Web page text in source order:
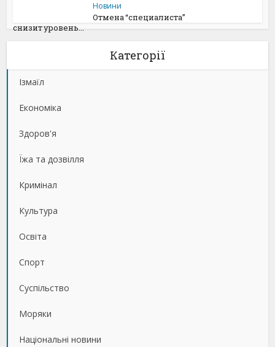
Новини
Отмена “специалиста”
снизит уровень...
Категорії
Ізмаїл
Економіка
Здоров'я
Їжа та дозвілля
Кримінал
Культура
Освіта
Спорт
Суспільство
Моряки
Національні новини